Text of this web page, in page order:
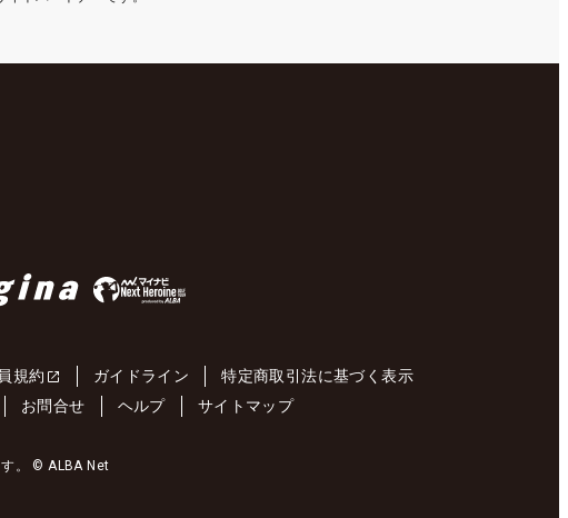
規約 ガイドライン
特定商取引法に基づく表示
お問合せ ヘルプ サイトマップ
す。 © ALBA Net